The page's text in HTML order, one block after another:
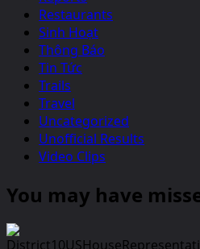
Restaurants
Sinh Hoạt
Thông Báo
Tin Tức
Trails
Travel
Uncategorized
Unofficial Results
Video Clips
You may have